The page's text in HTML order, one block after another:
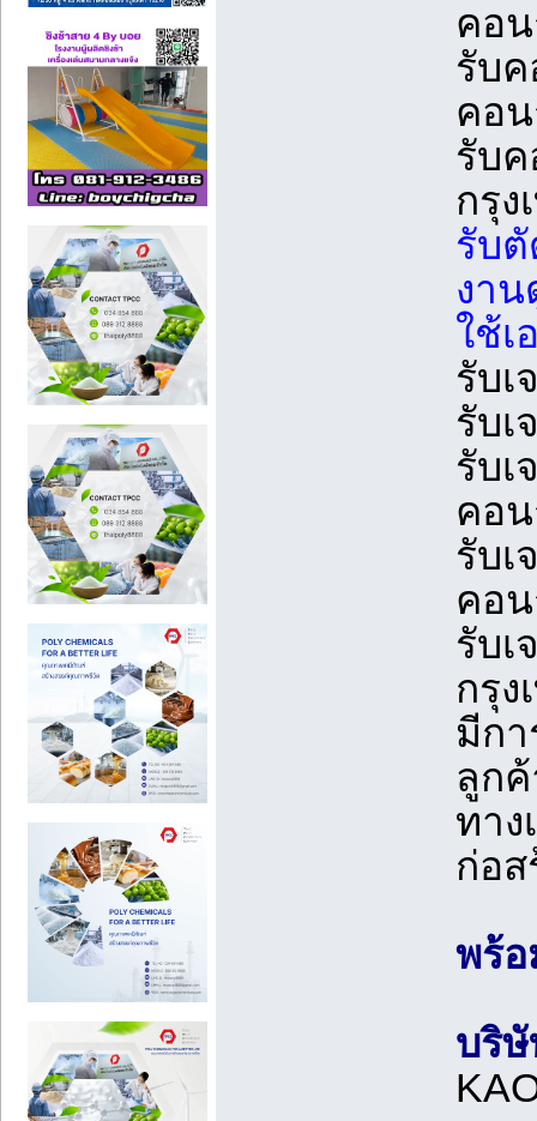
คอ
รับ
คอ
รับ
กรุ
รับ
งา
ใช้เ
รับเ
รับ
รับเ
คอ
รับเ
คอ
รับ
กรุ
มีกา
ลูกค้
ทา
ก่อส
พร้
บริษั